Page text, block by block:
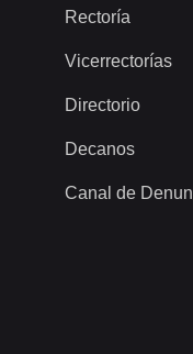
Rectoría
Vicerrectorías
Directorio
Decanos
Canal de